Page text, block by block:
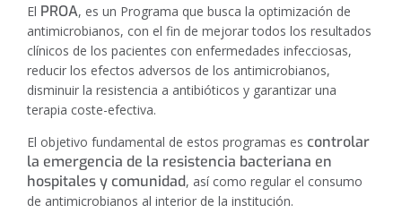
El PROA, es un Programa que busca la optimización de
antimicrobianos, con el fin de mejorar todos los resultados
clínicos de los pacientes con enfermedades infecciosas,
reducir los efectos adversos de los antimicrobianos,
disminuir la resistencia a antibióticos y garantizar una
terapia coste-efectiva.
El objetivo fundamental de estos programas es controlar
la emergencia de la resistencia bacteriana en
hospitales y comunidad, así como regular el consumo
de antimicrobianos al interior de la institución.